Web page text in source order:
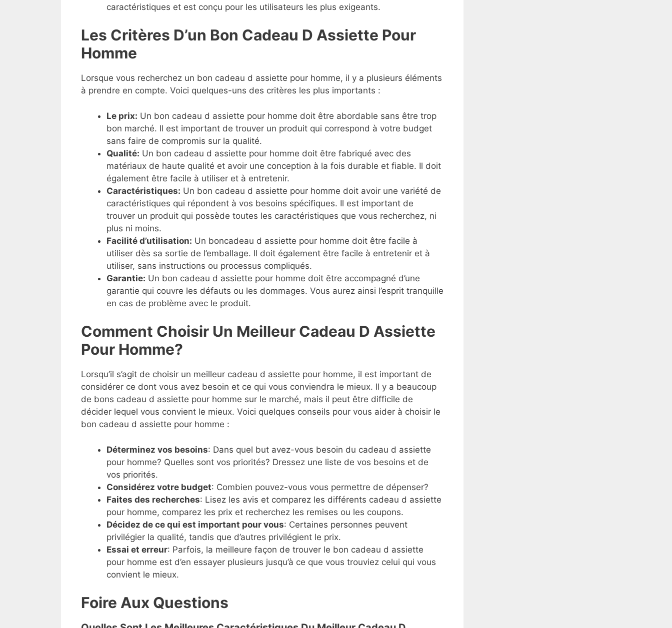
caractéristiques et est conçu pour les utilisateurs les plus exigeants.
Les Critères D’un Bon Cadeau D Assiette Pour
Homme
Lorsque vous recherchez un bon cadeau d assiette pour homme, il y a plusieurs éléments
à prendre en compte. Voici quelques-uns des critères les plus importants :
Le prix: Un bon cadeau d assiette pour homme doit être abordable sans être trop
bon marché. Il est important de trouver un produit qui correspond à votre budget
sans faire de compromis sur la qualité.
Qualité: Un bon cadeau d assiette pour homme doit être fabriqué avec des
matériaux de haute qualité et avoir une conception à la fois durable et fiable. Il doit
également être facile à utiliser et à entretenir.
Caractéristiques: Un bon cadeau d assiette pour homme doit avoir une variété de
caractéristiques qui répondent à vos besoins spécifiques. Il est important de
trouver un produit qui possède toutes les caractéristiques que vous recherchez, ni
plus ni moins.
Facilité d’utilisation: Un boncadeau d assiette pour homme doit être facile à
utiliser dès sa sortie de l’emballage. Il doit également être facile à entretenir et à
utiliser, sans instructions ou processus compliqués.
Garantie: Un bon cadeau d assiette pour homme doit être accompagné d’une
garantie qui couvre les défauts ou les dommages. Vous aurez ainsi l’esprit tranquille
en cas de problème avec le produit.
Comment Choisir Un Meilleur Cadeau D Assiette
Pour Homme?
Lorsqu’il s’agit de choisir un meilleur cadeau d assiette pour homme, il est important de
considérer ce dont vous avez besoin et ce qui vous conviendra le mieux. Il y a beaucoup
de bons cadeau d assiette pour homme sur le marché, mais il peut être difficile de
décider lequel vous convient le mieux. Voici quelques conseils pour vous aider à choisir le
bon cadeau d assiette pour homme :
Déterminez vos besoins: Dans quel but avez-vous besoin du cadeau d assiette
pour homme? Quelles sont vos priorités? Dressez une liste de vos besoins et de
vos priorités.
Considérez votre budget: Combien pouvez-vous vous permettre de dépenser?
Faites des recherches: Lisez les avis et comparez les différents cadeau d assiette
pour homme, comparez les prix et recherchez les remises ou les coupons.
Décidez de ce qui est important pour vous: Certaines personnes peuvent
privilégier la qualité, tandis que d’autres privilégient le prix.
Essai et erreur: Parfois, la meilleure façon de trouver le bon cadeau d assiette
pour homme est d’en essayer plusieurs jusqu’à ce que vous trouviez celui qui vous
convient le mieux.
Foire Aux Questions